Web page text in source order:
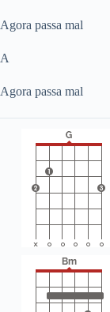
Agora passa mal
A
Agora passa mal